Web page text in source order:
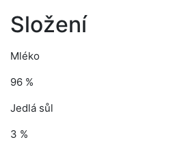
Složení
Mléko
96 %
Jedlá sůl
3 %